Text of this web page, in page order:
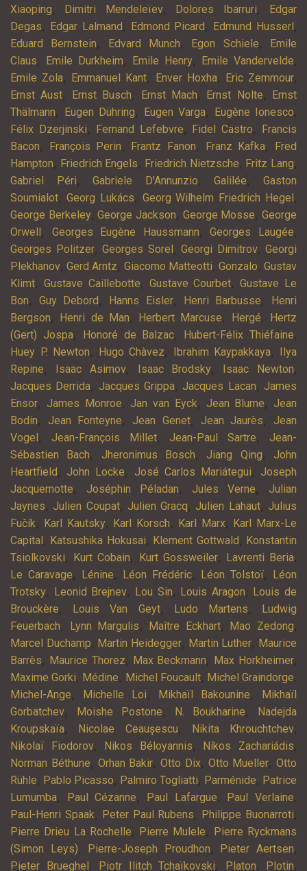
Xiaoping, Dimitri Mendeleïev, Dolores Ibarruri,
Edgar
Degas, Edgar Lalmand , Edmond Picard , Edmund Husserl ,
Eduard Bernstein, Edvard Munch, Egon Schiele,
Emile
Claus, Emile Durkheim, Emile Henry, Emile Vandervelde,
Emile Zola, Emmanuel Kant, Enver Hoxha, Eric Zemmour,
Ernst Aust, Ernst Busch, Ernst Mach, Ernst Nolte,
Ernst
Thälmann, Eugen Dühring, Eugen Varga, Eugène Ionesco,
Félix Dzerjinski, Fernand Lefebvre, Fidel Castro,
Francis
Bacon, François Perin, Frantz Fanon, Franz Kafka,
Fred
Hampton, Friedrich Engels, Friedrich Nietzsche, Fritz Lang,
Gabriel Péri,Gabriele D'Annunzio,Galilée,Gaston
Soumialot, Georg Lukács, Georg Wilhelm Friedrich Hegel ,
George Berkeley,George Jackson, George Mosse,George
Orwell , Georges Eugène Haussmann,Georges Laugée,
Georges Politzer, Georges Sorel , Georgi Dimitrov, Georgi
Plekhanov,Gerd Arntz, Giacomo Matteotti, Gonzalo,Gustav
Klimt, Gustave Caillebotte, Gustave Courbet,Gustave Le
Bon, Guy Debord , Hanns Eisler, Henri Barbusse,
Henri
Bergson, Henri de Man, Herbert Marcuse, Hergé,
Hertz
(Gert) Jospa, Honoré de Balzac, Hubert-Félix Thiéfaine,
Huey P. Newton, Hugo Chàvez, Ibrahim Kaypakkaya,
Ilya
Repine, Isaac Asimov, Isaac Brodsky, Isaac Newton,
Jacques Derrida, Jacques Grippa, Jacques Lacan, James
Ensor, James Monroe, Jan van Eyck, Jean Blume, Jean
Bodin, Jean Fonteyne, Jean Genet, Jean Jaurès, Jean
Vogel , Jean-François Millet, Jean-Paul Sartre, Jean-
Sébastien Bach, Jheronimus Bosch, Jiang Qing, John
Heartfield , John Locke, José Carlos Mariátegui, Joseph
Jacquemotte, Joséphin Péladan, Jules Verne, Julian
Jaynes, Julien Coupat, Julien Gracq, Julien Lahaut, Julius
Fučík, Karl Kautsky, Karl Korsch, Karl Marx, Karl Marx-Le
Capital , Katsushika Hokusai, Klement Gottwald , Konstantin
Tsiolkovski, Kurt Cobain, Kurt Gossweiler, Lavrenti Beria,
Le Caravage, Lénine, Léon Frédéric, Léon Tolstoï,
Léon
Trotsky, Leonid Brejnev, Lou Sin, Louis Aragon, Louis de
Brouckère, Louis Van Geyt, Ludo Martens,
Ludwig
Feuerbach, Lynn Margulis, Maître Eckhart, Mao Zedong,
Marcel Duchamp, Martin Heidegger, Martin Luther, Maurice
Barrès, Maurice Thorez, Max Beckmann, Max Horkheimer,
Maxime Gorki, Médine, Michel Foucault, Michel Graindorge,
Michel-Ange, Michelle Loi, Mikhaïl Bakounine,
Mikhaïl
Gorbatchev, Moishe Postone, N. Boukharine,
Nadejda
Kroupskaïa, Nicolae Ceaușescu, Nikita Khrouchtchev,
Nikolaï Fiodorov, Nikos Béloyannis, Níkos Zachariádis,
Norman Béthune, Orhan Bakir, Otto Dix, Otto Mueller, Otto
Rühle, Pablo Picasso, Palmiro Togliatti, Parménide, Patrice
Lumumba, Paul Cézanne, Paul Lafargue, Paul Verlaine,
Paul-Henri Spaak, Peter Paul Rubens, Philippe Buonarroti,
Pierre Drieu La Rochelle, Pierre Mulele,
Pierre Ryckmans
(Simon Leys), Pierre-Joseph Proudhon, Pieter Aertsen,
Pieter Brueghel , Piotr Ilitch Tchaïkovski, Platon, Plotin,